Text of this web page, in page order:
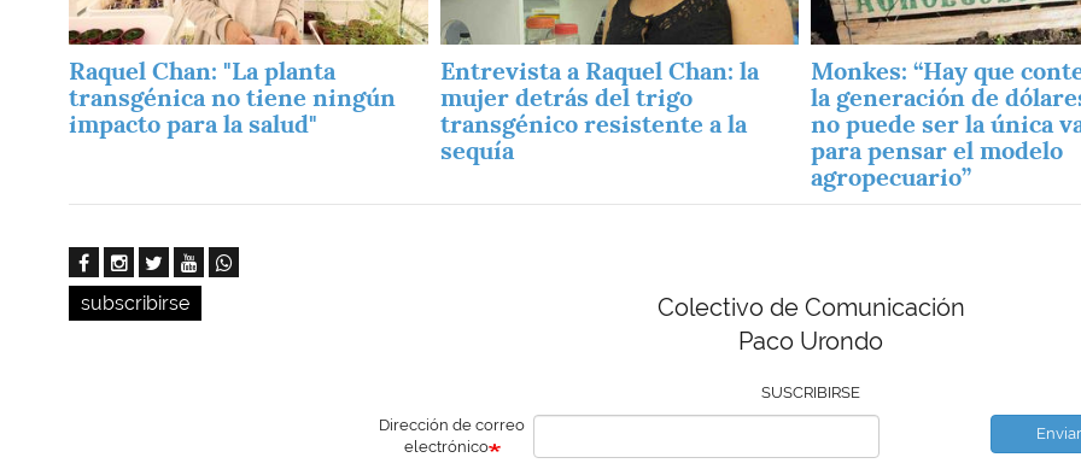
Raquel Chan: "La planta
transgénica no tiene ningún
impacto para la salud"
Entrevista a Raquel Chan: la
mujer detrás del trigo
transgénico resistente a la
sequía
Monkes: “Hay que
la generación de
no puede ser la única
para pensar el modelo
agropecuario”
subscribirse
Colectivo de Comunicación
Paco Urondo
SUSCRIBIRSE
Dirección de correo
electrónico
Enviar